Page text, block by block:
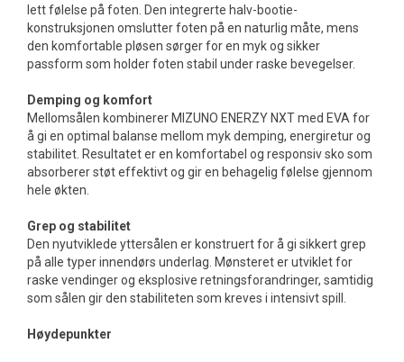
lett følelse på foten. Den integrerte halv-bootie-
konstruksjonen omslutter foten på en naturlig måte, mens
den komfortable pløsen sørger for en myk og sikker
passform som holder foten stabil under raske bevegelser.
Demping og komfort
Mellomsålen kombinerer MIZUNO ENERZY NXT med EVA for
å gi en optimal balanse mellom myk demping, energiretur og
stabilitet. Resultatet er en komfortabel og responsiv sko som
absorberer støt effektivt og gir en behagelig følelse gjennom
hele økten.
Grep og stabilitet
Den nyutviklede yttersålen er konstruert for å gi sikkert grep
på alle typer innendørs underlag. Mønsteret er utviklet for
raske vendinger og eksplosive retningsforandringer, samtidig
som sålen gir den stabiliteten som kreves i intensivt spill.
Høydepunkter